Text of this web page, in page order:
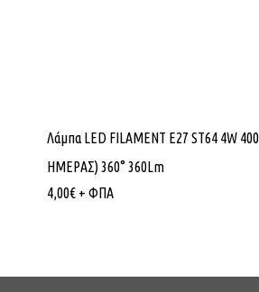
Λάμπα LED FILAMENT E27 ST64 4W
ΗΜΕΡΑΣ) 360° 360Lm
4,00€ + ΦΠΑ